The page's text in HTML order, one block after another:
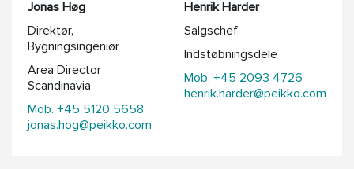
Jonas Høg
Direktør,
Bygningsingeniør
Area Director
Scandinavia
Mob. +45 5120 5658
jonas.hog@peikko.com
Henrik Harder
Salgschef
Indstøbningsdele
Mob. +45 2093 4726
henrik.harder@peikko.com